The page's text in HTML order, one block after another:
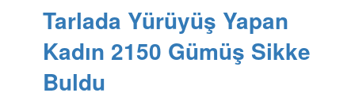
Tarlada Yürüyüş Yapan
Kadın 2150 Gümüş Sikke
Buldu